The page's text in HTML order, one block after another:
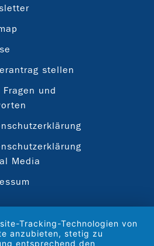
stellen
Fragen und
Media
Tracking-Technologien von
anzubieten, stetig zu
entsprechend den